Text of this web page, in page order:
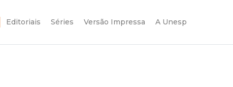
Editoriais Séries Versão Impressa A Unesp